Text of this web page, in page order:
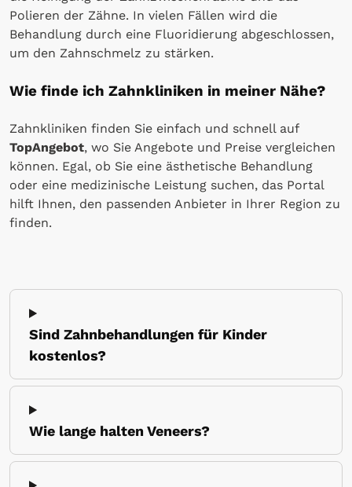
Polieren der Zähne. In vielen Fällen wird die
Behandlung durch eine Fluoridierung abgeschlossen,
um den Zahnschmelz zu stärken.
Wie finde ich Zahnkliniken in meiner Nähe?
Zahnkliniken finden Sie einfach und schnell auf
TopAngebot, wo Sie Angebote und Preise vergleichen
können. Egal, ob Sie eine ästhetische Behandlung
oder eine medizinische Leistung suchen, das Portal
hilft Ihnen, den passenden Anbieter in Ihrer Region zu
finden.
Sind Zahnbehandlungen für Kinder
kostenlos?
Wie lange halten Veneers?